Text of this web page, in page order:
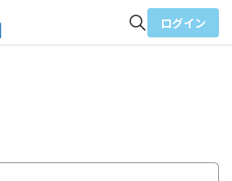
ログイン